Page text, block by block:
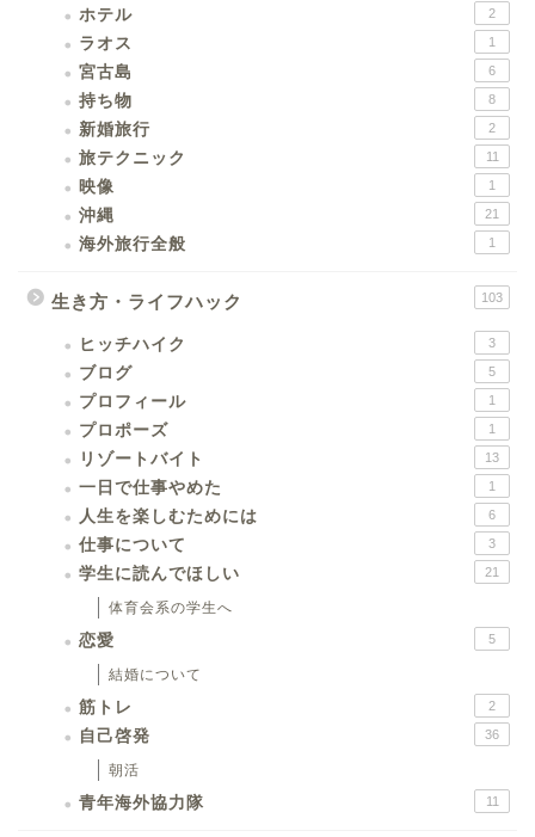
ホテル 2
ラオス 1
宮古島 6
持ち物 8
新婚旅行 2
旅テクニック 11
映像 1
沖縄 21
海外旅行全般 1
生き方・ライフハック 103
ヒッチハイク 3
ブログ 5
プロフィール 1
プロポーズ 1
リゾートバイト 13
一日で仕事やめた 1
人生を楽しむためには 6
仕事について 3
学生に読んでほしい 21
体育会系の学生へ
恋愛 5
結婚について
筋トレ 2
自己啓発 36
朝活
青年海外協力隊 11